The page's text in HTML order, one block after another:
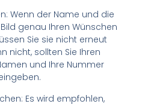
Wenn der Name und die
genau Ihren Wünschen
Sie sie nicht erneut
nicht, sollten Sie Ihren
und Ihre Nummer
Es wird empfohlen,